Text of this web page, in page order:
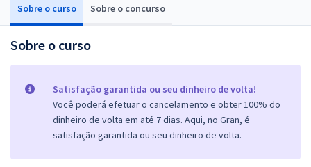
Sobre o curso Sobre o concurso
Sobre o curso
Satisfação garantida ou seu dinheiro de volta!
Você poderá efetuar o cancelamento e obter 100% do
dinheiro de volta em até 7 dias. Aqui, no Gran, é
satisfação garantida ou seu dinheiro de volta.